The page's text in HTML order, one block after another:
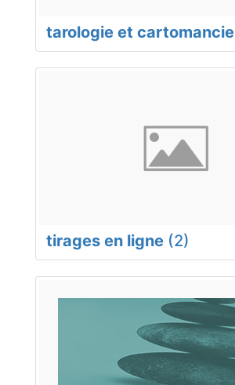
tarologie et cartomancie
tirages en ligne (2)